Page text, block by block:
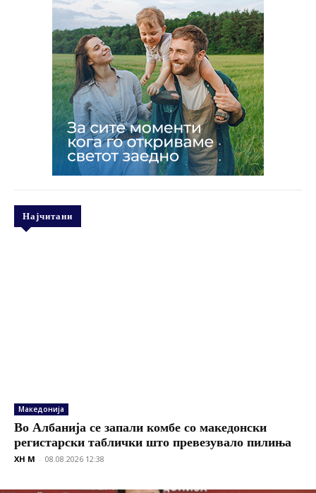
Најчитани
Македонија
Во Албанија се запали комбе со македонски
регистарски таблички што превезувало пилиња
XH M - 08.08.2026 12:38